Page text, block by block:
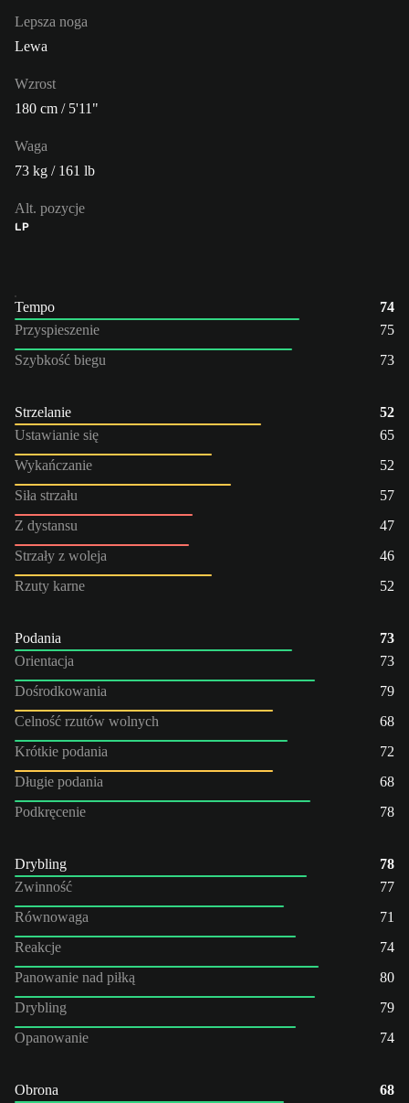
Lepsza noga
Lewa
Wzrost
180 cm / 5'11"
Waga
73 kg / 161 lb
Alt. pozycje
LP
Tempo
74
Przyspieszenie
75
Szybkość biegu
73
Strzelanie
52
Ustawianie się
65
Wykańczanie
52
Siła strzału
57
Z dystansu
47
Strzały z woleja
46
Rzuty karne
52
Podania
73
Orientacja
73
Dośrodkowania
79
Celność rzutów wolnych
68
Krótkie podania
72
Długie podania
68
Podkręcenie
78
Drybling
78
Zwinność
77
Równowaga
71
Reakcje
74
Panowanie nad piłką
80
Drybling
79
Opanowanie
74
Obrona
68